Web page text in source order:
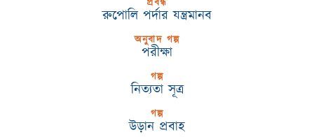
প্রবন্ধ
রুপোলি পর্দার যন্ত্রমানব
অনুবাদ গল্প
পরীক্ষা
গল্প
নিত্যতা সূত্র
গল্প
উড়ান প্রবাহ